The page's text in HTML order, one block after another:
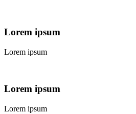
Lorem ipsum
Lorem ipsum
Lorem ipsum
Lorem ipsum